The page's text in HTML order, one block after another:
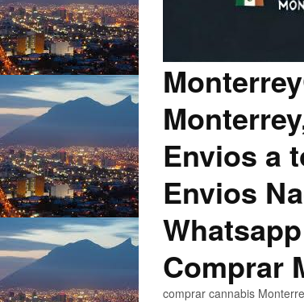
Envios a
Envios
Comprar
comprar cannabis